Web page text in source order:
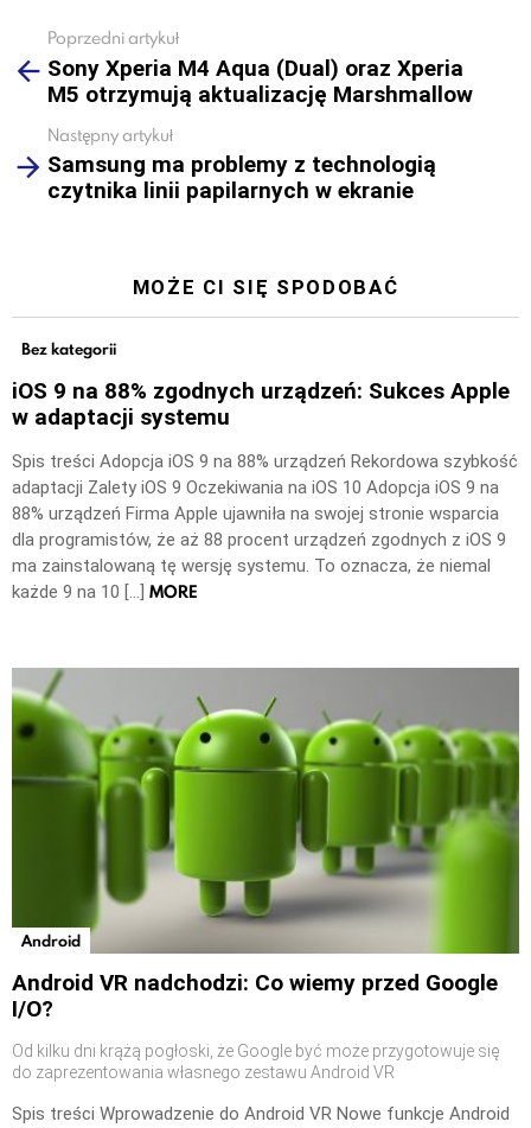
more
Poprzedni artykuł
Sony Xperia M4 Aqua (Dual) oraz Xperia
M5 otrzymują aktualizację Marshmallow
Następny artykuł
Samsung ma problemy z technologią
czytnika linii papilarnych w ekranie
MOŻE CI SIĘ SPODOBAĆ
Bez kategorii
iOS 9 na 88% zgodnych urządzeń: Sukces Apple
w adaptacji systemu
Spis treści Adopcja iOS 9 na 88% urządzeń Rekordowa szybkość
adaptacji Zalety iOS 9 Oczekiwania na iOS 10 Adopcja iOS 9 na
88% urządzeń Firma Apple ujawniła na swojej stronie wsparcia
dla programistów, że aż 88 procent urządzeń zgodnych z iOS 9
ma zainstalowaną tę wersję systemu. To oznacza, że niemal
każde 9 na 10 […] MORE
Android
Android VR nadchodzi: Co wiemy przed Google
I/O?
Od kilku dni krążą pogłoski, że Google być może przygotowuje się
do zaprezentowania własnego zestawu Android VR
Spis treści Wprowadzenie do Android VR Nowe funkcje Android